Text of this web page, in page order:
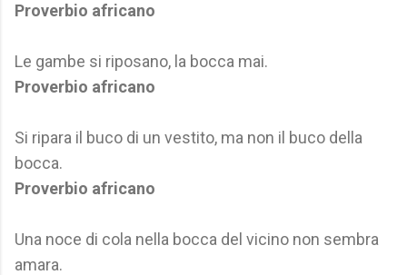
Proverbio africano
Le gambe si riposano, la bocca mai.
Proverbio africano
Si ripara il buco di un vestito, ma non il buco della
bocca.
Proverbio africano
Una noce di cola nella bocca del vicino non sembra
amara.